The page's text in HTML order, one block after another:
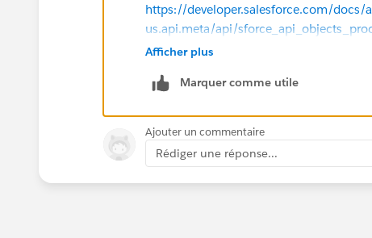
https://developer.salesforce.com/docs/
us.api.meta/api/
Afficher plus
Marquer comme utile
Ajouter un commentaire
Rédiger une réponse...